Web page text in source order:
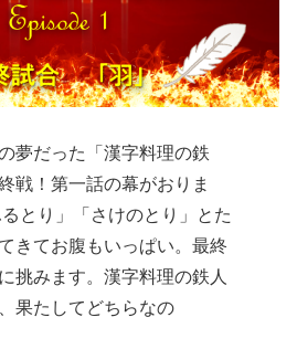
夢だった「漢字料理の鉄
戦！第一話の幕がおりま
とり」「さけのとり」とた
きてお腹もいっぱい。最終
挑みます。漢字料理の鉄人
果たしてどちらなの